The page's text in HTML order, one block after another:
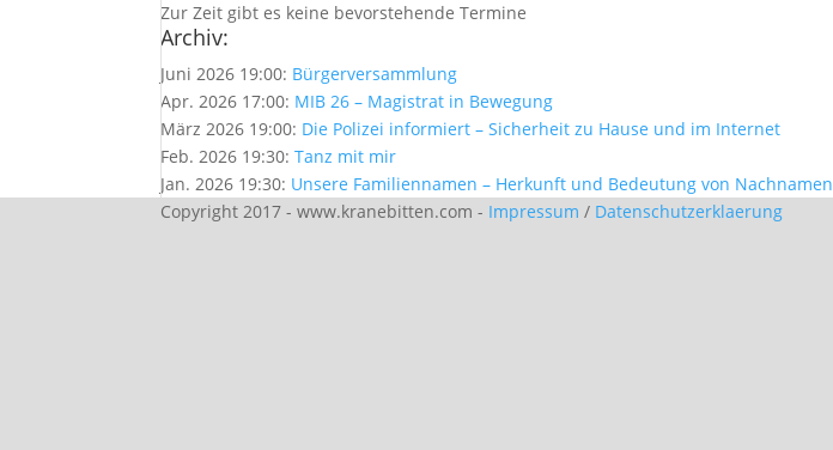
Zur Zeit gibt es keine bevorstehende Termine
Archiv:
Juni 2026 19:00: Bürgerversammlung
Apr. 2026 17:00: MIB 26 – Magistrat in Bewegung
März 2026 19:00: Die Polizei informiert – Sicherheit zu Hause und im Internet
Feb. 2026 19:30:Tanz mit mir
Jan. 2026 19:30: Unsere Familiennamen – Herkunft und Bedeutung von Nachnamen
Copyright 2017 - www.kranebitten.com - Impressum / Datenschutzerklaerung